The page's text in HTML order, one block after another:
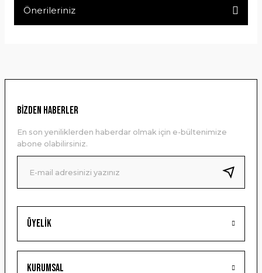
Önerileriniz
Ürün resmi kalitesiz, bozuk veya görüntülenemiyor.
Ürün bilgilerinde hatalar bulunuyor.
Ürün fiyatı diğer sitelerden daha pahalı.
Bu ürüne benzer farklı alternatifler olmalı.
Gönder
Üyelik
Kurumsal
BİZDEN HABERLER
En son yeniliklerden haberdar olmak için e-bültenimize
abone olabilirsiniz.